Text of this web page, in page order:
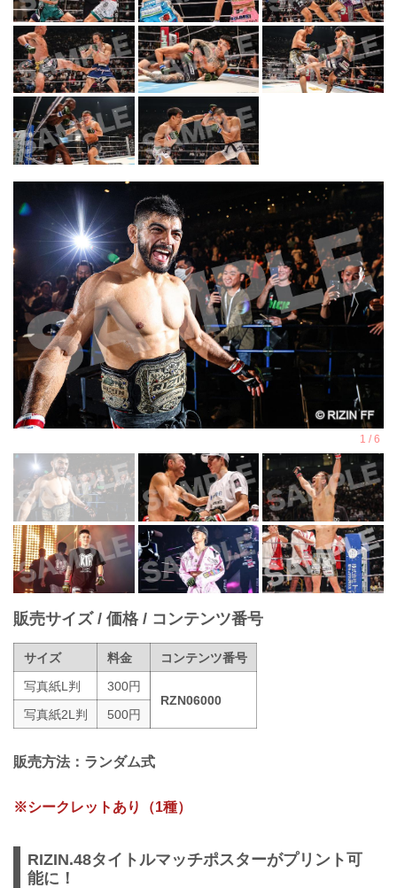
販売サイズ / 価格 / コンテンツ番号
サイズ 料金
コンテンツ番号
写真紙L判
300円
RZN06000
写真紙2L判
500円
販売方法：ランダム式
※シークレットあり（1種）
RIZIN.48タイトルマッチポスターがプリント可
能に！